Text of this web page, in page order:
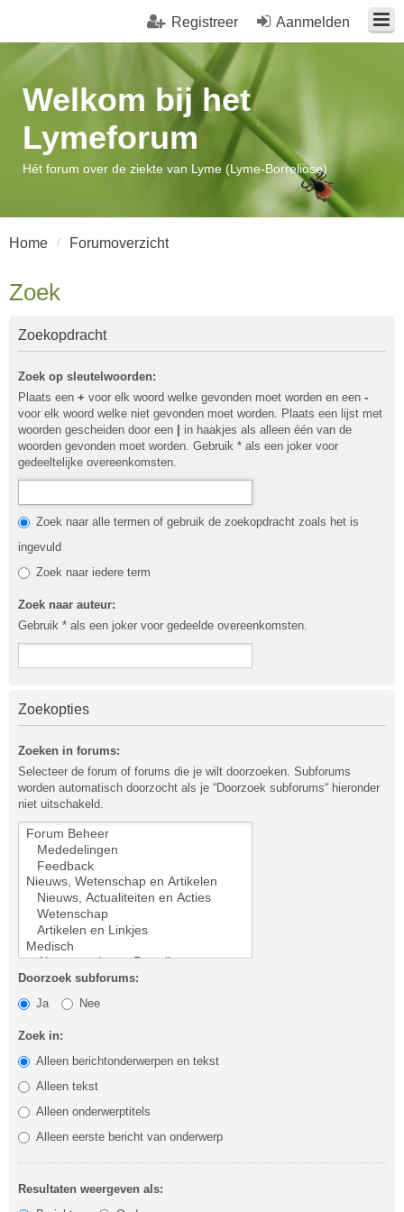
Aanmelden
Registreer
Welkom bij het
Lymeforum
Hét forum over de ziekte van Lyme (Lyme-Borreliose)
Home Forumoverzicht
Zoek
Zoekopdracht
Zoek op sleutelwoorden:
Plaats een + voor elk woord welke gevonden moet worden en een -
voor elk woord welke niet gevonden moet worden. Plaats een lijst met
woorden gescheiden door een
in haakjes als alleen één van de
woorden gevonden moet worden. Gebruik * als een joker voor
gedeeltelijke overeenkomsten.
Zoek naar alle termen of gebruik de zoekopdracht zoals het is
ingevuld
Zoek naar iedere term
Zoek naar auteur:
Gebruik * als een joker voor gedeelde overeenkomsten.
Zoekopties
Zoeken in forums:
Selecteer de forum of forums die je wilt doorzoeken. Subforums
worden automatisch doorzocht als je “Doorzoek subforums“ hieronder
niet uitschakeld.
Doorzoek subforums:
Ja
Nee
Zoek in:
Alleen berichtonderwerpen en tekst
Alleen tekst
Alleen onderwerptitels
Alleen eerste bericht van onderwerp
Resultaten weergeven als: